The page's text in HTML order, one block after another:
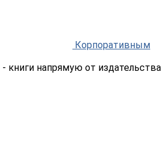
Корпоративным
- книги напрямую от издательства